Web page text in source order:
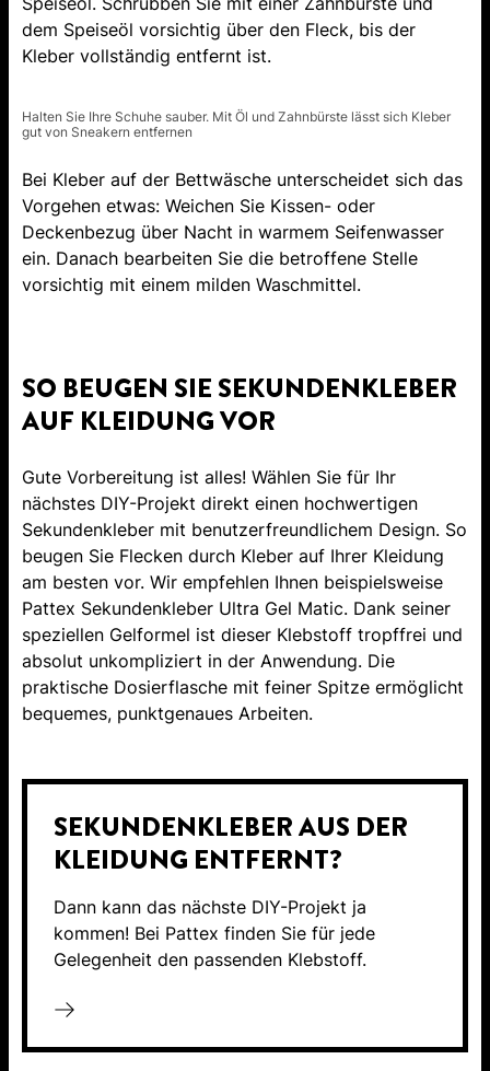
dem Speiseöl vorsichtig über den Fleck, bis der
Kleber vollständig entfernt ist.
Halten Sie Ihre Schuhe sauber. Mit Öl und Zahnbürste lässt sich Kleber
gut von Sneakern entfernen
Bei Kleber auf der Bettwäsche unterscheidet sich das
Vorgehen etwas: Weichen Sie Kissen- oder
Deckenbezug über Nacht in warmem Seifenwasser
ein. Danach bearbeiten Sie die betroffene Stelle
vorsichtig mit einem milden Waschmittel.
SO BEUGEN SIE SEKUNDENKLEBER
AUF KLEIDUNG VOR
Gute Vorbereitung ist alles! Wählen Sie für Ihr
nächstes DIY-Projekt direkt einen hochwertigen
Sekundenkleber mit benutzerfreundlichem Design. So
beugen Sie Flecken durch Kleber auf Ihrer Kleidung
am besten vor. Wir empfehlen Ihnen beispielsweise
Pattex Sekundenkleber Ultra Gel Matic. Dank seiner
speziellen Gelformel ist dieser Klebstoff tropffrei und
absolut unkompliziert in der Anwendung. Die
praktische Dosierflasche mit feiner Spitze ermöglicht
bequemes, punktgenaues Arbeiten.
SEKUNDENKLEBER AUS DER
KLEIDUNG ENTFERNT?
Dann kann das nächste DIY-Projekt ja
kommen! Bei Pattex finden Sie für jede
Gelegenheit den passenden Klebstoff.